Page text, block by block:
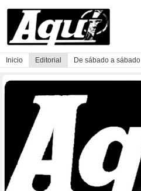
Inicio Editorial De sábado a sábado